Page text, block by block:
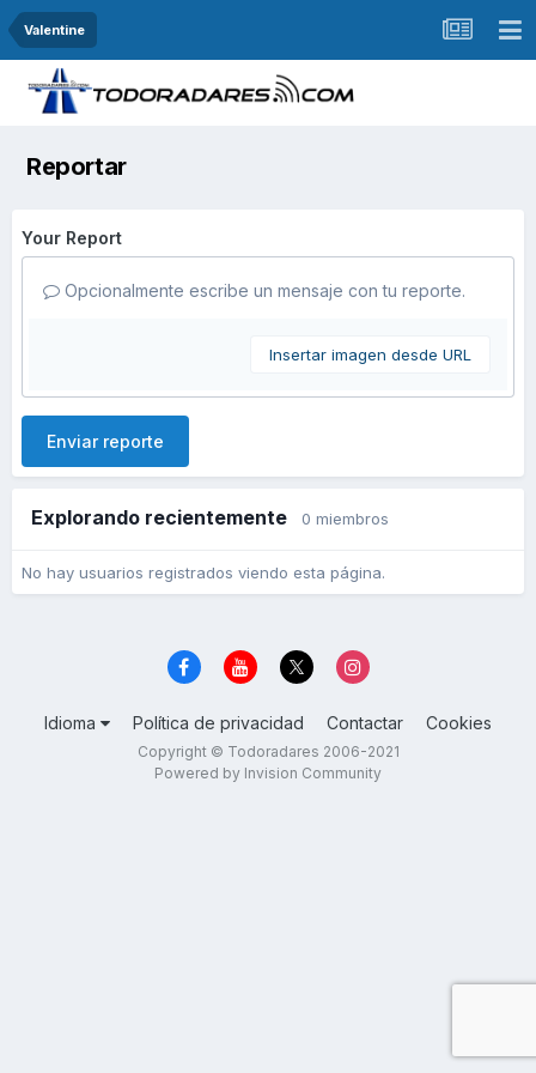
Valentine
Reportar
Your Report
Opcionalmente escribe un mensaje con tu reporte.
Insertar imagen desde URL
Enviar reporte
Explorando recientemente 0 miembros
No hay usuarios registrados viendo esta página.
Idioma Política de privacidad Contactar Cookies
Copyright © Todoradares 2006-2021
Powered by Invision Community